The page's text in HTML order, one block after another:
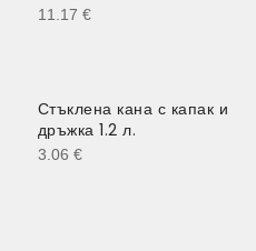
11.17 €
Стъклена кана с капак и
дръжка 1.2 л.
3.06 €